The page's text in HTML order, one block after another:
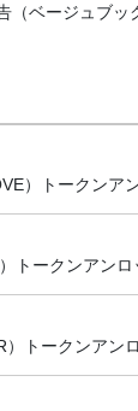
（ベージュブッ
）トークンア
トークンアンロ
）トークンアン